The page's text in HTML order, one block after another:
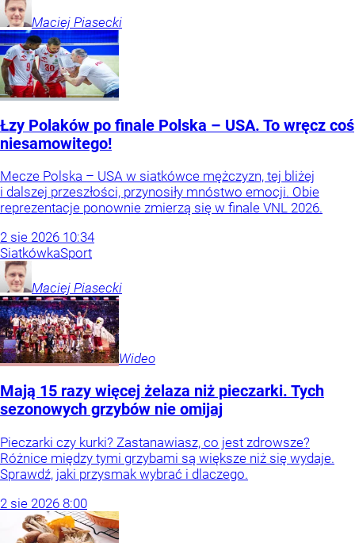
Maciej Piasecki
Łzy Polaków po finale Polska – USA. To wręcz coś
niesamowitego!
Mecze Polska – USA w siatkówce mężczyzn, tej bliżej
i dalszej przeszłości, przynosiły mnóstwo emocji. Obie
reprezentacje ponownie zmierzą się w finale VNL 2026.
2 sie 2026 10:34
SiatkówkaSport
Maciej Piasecki
Wideo
Mają 15 razy więcej żelaza niż pieczarki. Tych
sezonowych grzybów nie omijaj
Pieczarki czy kurki? Zastanawiasz, co jest zdrowsze?
Różnice między tymi grzybami są większe niż się wydaje.
Sprawdź, jaki przysmak wybrać i dlaczego.
2 sie 2026 8:00